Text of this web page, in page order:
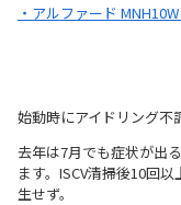
・アルファード
始動時にアイドリング不
去年は7月でも症状が出
ます。ISCV清掃後10回
生せず。